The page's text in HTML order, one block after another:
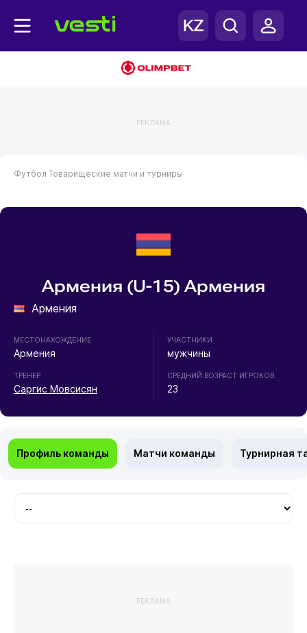
РЕКЛАМА
Футбол Товарищеские матчи и турниры
Армения (U-15) Армения
Армения
МЕСТОНАХОЖДЕНИЕ
Армения
ТРЕНЕР
Саргис Мовсисян
УЧАСТНИКИ
мужчины
СРЕДНИЙ ВОЗРАСТ ИГРОКОВ
23
Профиль команды Матчи команды Турнирная
РЕКЛАМА